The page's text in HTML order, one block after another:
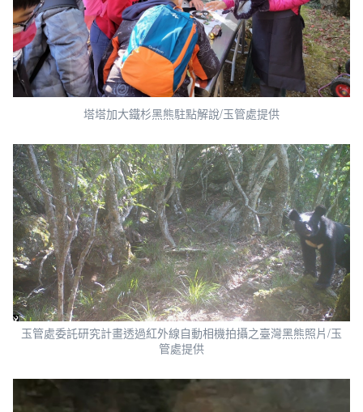
塔塔加大鐵杉黑熊駐點解說/玉管處提供
玉管處委託研究計畫透過紅外線自動相機拍攝之臺灣黑熊照片/玉
管處提供